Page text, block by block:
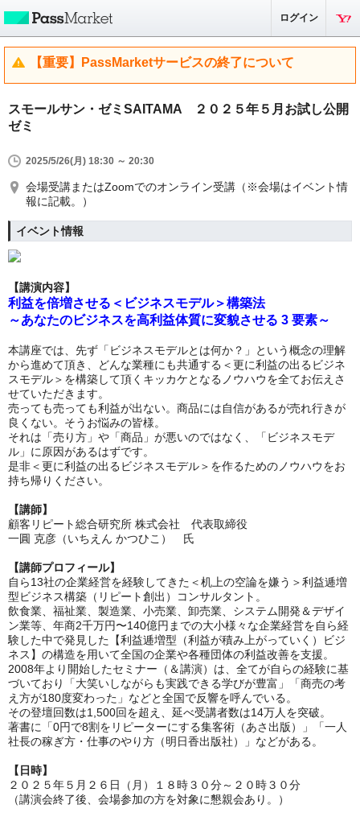
ログイン
【重要】PassMarketサービスの終了について
スモールサン・ゼミSAITAMA ２０２５年５月お試し公開
ゼミ
2025/5/26(月) 18:30 ～ 20:30
会場受講またはZoomでのオンライン受講（※会場はイベント情
報に記載。）
イベント情報
【講演内容】
利益を倍増させる＜ビジネスモデル＞構築法
～あなたのビジネスを高利益体質に変貌させる 3 要素～
本講座では、先ず「ビジネスモデルとは何か？」という概念の理解
から進めて頂き、どんな業種にも共通する＜更に利益の出るビジネ
スモデル＞を構築して頂くキッカケとなるノウハウを全てお伝えさ
せていただきます。
売っても売っても利益が出ない。商品には自信があるが売れ行きが
良くない。そうお悩みの皆様。
それは「売り方」や「商品」が悪いのではなく、「ビジネスモデ
ル」に原因があるはずです。
是非＜更に利益の出るビジネスモデル＞を作るためのノウハウをお
持ち帰りください。
【講師】
顧客リピート総合研究所 株式会社 代表取締役
一圓 克彦（いちえん かつひこ） 氏
【講師プロフィール】
自ら13社の企業経営を経験してきた＜机上の空論を嫌う＞利益逓増
型ビジネス構築（リピート創出）コンサルタント。
飲食業、福祉業、製造業、小売業、卸売業、システム開発＆デザイ
ン業等、年商2千万円〜140億円までの大小様々な企業経営を自ら経
験した中で発見した【利益逓増型（利益が積み上がっていく）ビジ
ネス】の構造を用いて全国の企業や各種団体の利益改善を支援。
2008年より開始したセミナー（＆講演）は、全てが自らの経験に基
づいており「大笑いしながらも実践できる学びが豊富」「商売の考
え方が180度変わった」などと全国で反響を呼んでいる。
その登壇回数は1,500回を超え、延べ受講者数は14万人を突破。
著書に「0円で8割をリピーターにする集客術（あさ出版）」「一人
社長の稼ぎ方・仕事のやり方（明日香出版社）」などがある。
【日時】
２０２５年５月２６日（月）１８時３０分～２０時３０分
（講演会終了後、会場参加の方を対象に懇親会あり。）